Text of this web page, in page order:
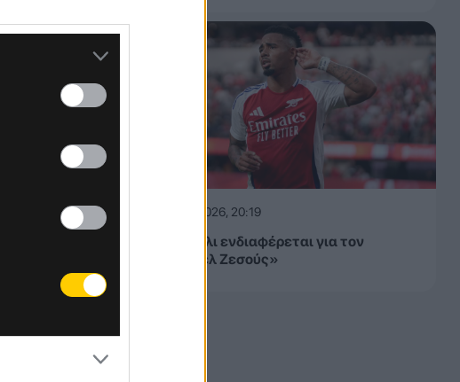
07.08.2026, 20:19
«Η Νάπολι ενδιαφέρεται για τον
Γκαμπριέλ Ζεσούς»